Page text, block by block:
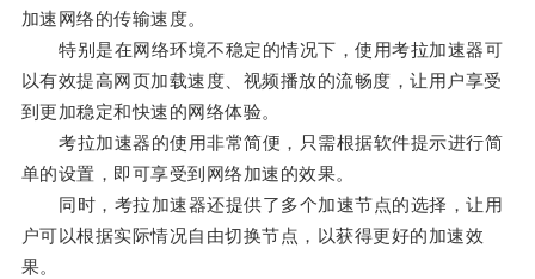
加速网络的传输速度。
特别是在网络环境不稳定的情况下，使用考拉加速器可
以有效提高网页加载速度、视频播放的流畅度，让用户享受
到更加稳定和快速的网络体验。
考拉加速器的使用非常简便，只需根据软件提示进行简
单的设置，即可享受到网络加速的效果。
同时，考拉加速器还提供了多个加速节点的选择，让用
户可以根据实际情况自由切换节点，以获得更好的加速效
果。